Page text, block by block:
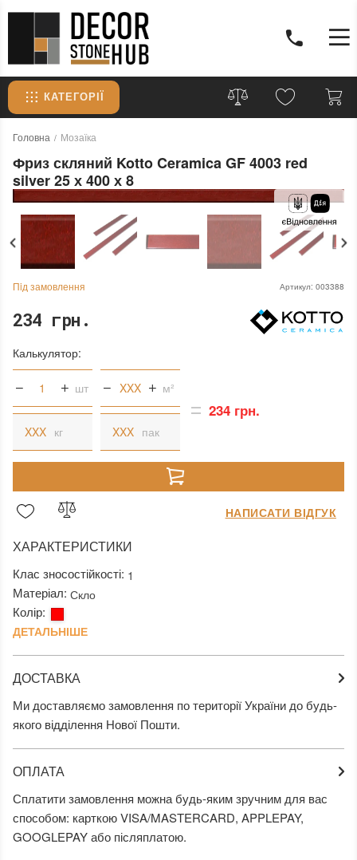
КАТЕГОРІЇ
Головна Мозаїка
Фриз скляний Kotto Ceramica GF 4003 red
silver 25 х 400 х 8
Артикул: 003388
Пiд замовлення
234 грн.
Калькулятор:
шт м²
кг пак
234 грн.
ХАРАКТЕРИСТИКИ
Клас зносостійкості: 1
Матеріал: Скло
Колір:
ДЕТАЛЬНІШЕ
ДОСТАВКА
Ми доставляємо замовлення по території України до будь-
якого відділення Нової Пошти.
ОПЛАТА
Сплатити замовлення можна будь-яким зручним для вас
способом: карткою VISA/MASTERCARD, APPLEPAY,
GOOGLEPAY або післяплатою.
НАПИСАТИ ВІДГУК